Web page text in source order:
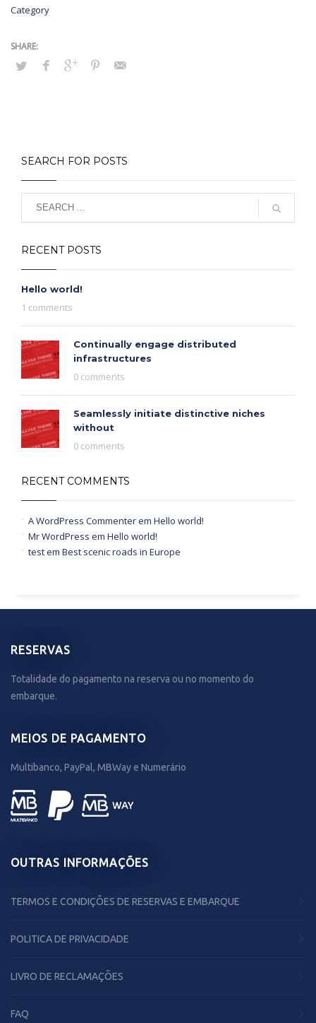
Category
SEARCH FOR POSTS
RECENT POSTS
Hello world!
1 comments
Continually engage distributed
infrastructures
0 comments
Seamlessly initiate distinctive niches
without
0 comments
RECENT COMMENTS
A WordPress Commenterem Hello world!
Mr WordPress em Hello world!
testem Best scenic roads in Europe
RESERVAS
Totalidade do pagamento na reserva ou no momento do
embarque.
MEIOS DE PAGAMENTO
Multibanco, PayPal, MBWay e Numerário
OUTRAS INFORMAÇÕES
TERMOS E CONDIÇÕES DE RESERVAS E EMBARQUE
POLITICA DE PRIVACIDADE
LIVRO DE RECLAMAÇÕES
FAQ